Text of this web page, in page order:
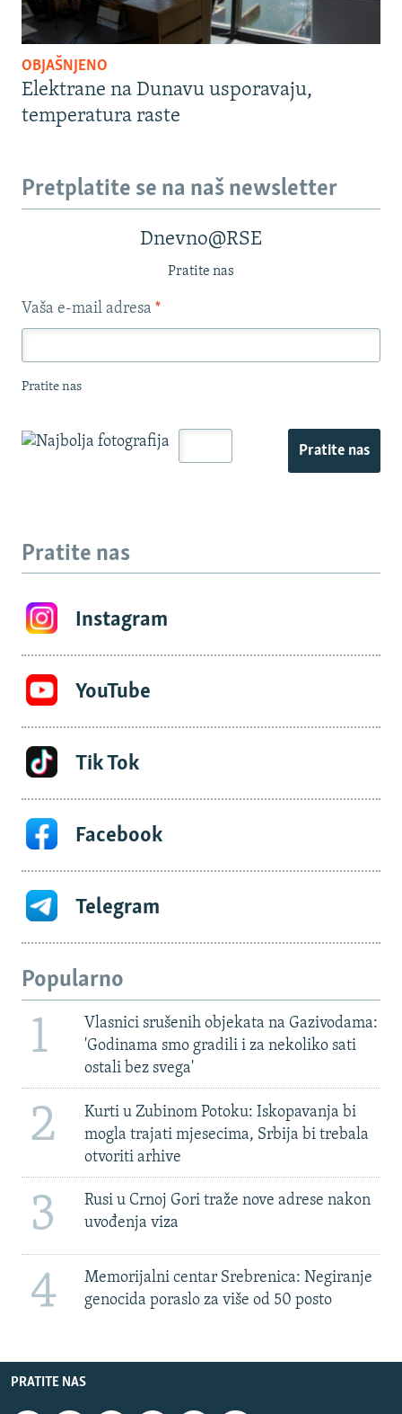
OBJAŠNJENO
Elektrane na Dunavu usporavaju,
temperatura raste
Pretplatite se na naš newsletter
Dnevno@RSE
Pratite nas
Vaša e-mail adresa *
Pratite nas
Pratite nas
Pratite nas
Instagram
YouTube
Tik Tok
Facebook
Telegram
Popularno
1
Vlasnici srušenih objekata na Gazivodama:
'Godinama smo gradili i za nekoliko sati
ostali bez svega'
2
Kurti u Zubinom Potoku: Iskopavanja bi
mogla trajati mjesecima, Srbija bi trebala
otvoriti arhive
3
Rusi u Crnoj Gori traže nove adrese nakon
uvođenja viza
4
Memorijalni centar Srebrenica: Negiranje
genocida poraslo za više od 50 posto
PRATITE NAS